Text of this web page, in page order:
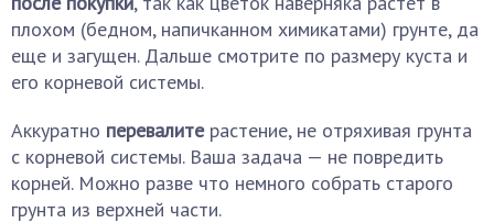
плохом (бедном, напичканном химикатами) грунте, да
еще и загущен. Дальше смотрите по размеру куста и
его корневой системы.
Аккуратно перевалитерастение, не отряхивая грунта
с корневой системы. Ваша задача — не повредить
корней. Можно разве что немного собрать старого
грунта из верхней части.